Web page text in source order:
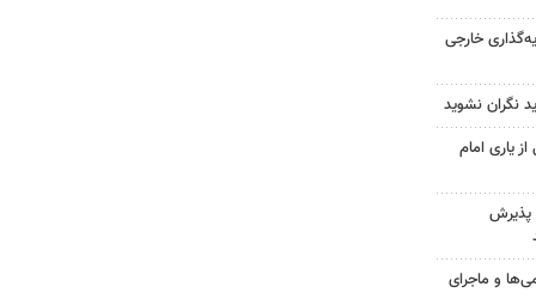
خارجی
نگران نشوید
یاری امام
پذیرش
و ماجرای